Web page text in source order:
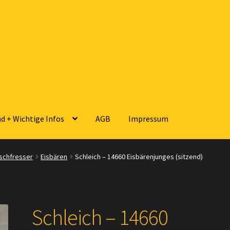
+ Wichtige Infos AGB Impressum
Zahlungsarten Versandarten Kontakt AGB Widerrufsbelehrung
Eisbären Schleich – 14660 Eisbärenjunges (sitzend)
Schleich – 14660